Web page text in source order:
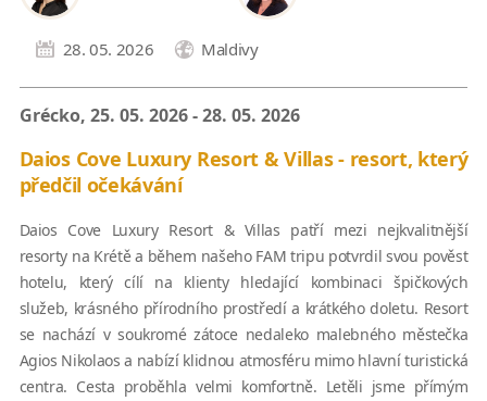
28. 05. 2026 Maldivy
Grécko, 25. 05. 2026 - 28. 05. 2026
Daios Cove Luxury Resort & Villas - resort, který
předčil očekávání
Daios Cove Luxury Resort & Villas patří mezi nejkvalitnější
resorty na Krétě a během našeho FAM tripu potvrdil svou pověst
hotelu, který cílí na klienty hledající kombinaci špičkových
služeb, krásného přírodního prostředí a krátkého doletu. Resort
se nachází v soukromé zátoce nedaleko malebného městečka
Agios Nikolaos a nabízí klidnou atmosféru mimo hlavní turistická
centra. Cesta proběhla velmi komfortně. Letěli jsme přímým